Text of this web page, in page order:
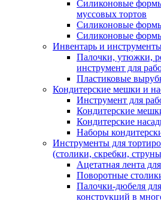
Силиконовые
муссовых тортов
Силиконовые
Силиконовые
Инвентарь и
Палочки, утюжки,
инструмент для
Пластиковые
Кондитерские мешки и
Инструмент для
Кондитерские
Кондитерские
Наборы
Инструменты для
(столики, скребки,
Ацетатная лента
Поворотные
Палочки-дюбеля
конструкций в